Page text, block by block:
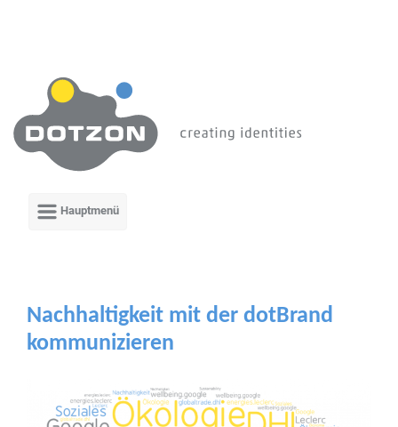
Nachhaltigkeit mit der dotBrand
kommunizieren